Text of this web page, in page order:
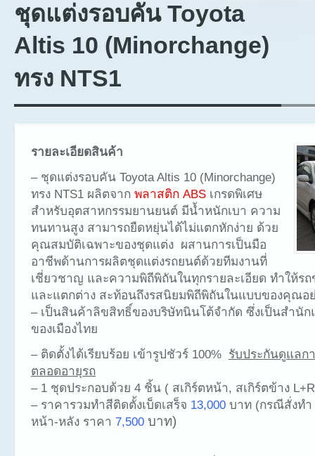
ชุดแต่งรอบคัน Toyota
Altis 10 (Minorchange)
ทรง NTS1
รายละเอียดสินค้า
– ชุดแต่งรอบคัน Toyota Altis 10 (Minorchange)
ทรง NTS1 ผลิตจาก พลาสติก ABS เกรดพิเศษ
สำหรับอุตสาหกรรมยานยนต์ มีน้ำหนักเบา ความ
ทนทานสูง สามารถยืดหยุ่นได้ไม่แตกหักง่าย ด้วย
คุณสมบัติเฉพาะของชุดแต่ง ผสานการเป็นมือ
อาชีพด้านการผลิตชุดแต่งรถยนต์ด้วยทีมงานที่
เชี่ยวชาญ และความพิถีพิถันในทุกรายละเอียด ทำให้ร
และแตกต่าง สะท้อนถึงรสนิยมพิถีพิถันในแบบของคุณอ
– เป็นสินค้าลิขสิทธิ์ของบริษัทนินโต้จำกัด ซึ่งเป็นสำนั
ของเมืองไทย
– ติดตั้งได้เรียบร้อย เข้ารูปชัวร์ 100% รับประกันดูแลก
ตลอดอายุรถ
– 1 ชุดประกอบด้วย 4 ชิ้น ( สเกิร์ตหน้า, สเกิร์ตข้าง
– ราคารวมทำสีติดตั้งเบ็ดเสร็จ 13,000 บาท (กรณีสั่งทำ
หน้า-หลัง ราคา 7,500 บาท)